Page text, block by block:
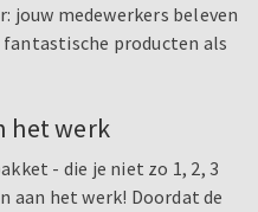
jouw medewerkers beleven
producten als
het werk
- die je niet zo 1, 2, 3
aan het werk! Doordat de